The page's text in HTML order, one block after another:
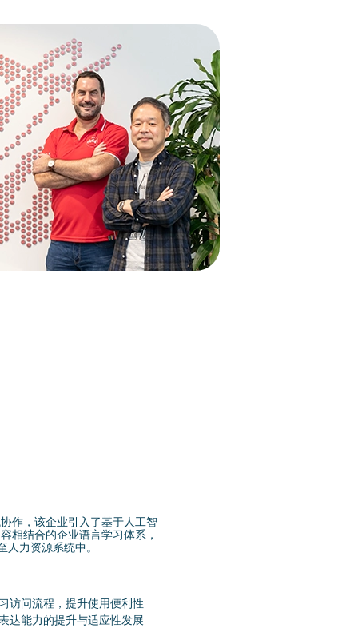
作，该企业引入了基于人工智
相结合的企业语言学习体系，
人力资源系统中。
访问流程，提升使用便利性
达能力的提升与适应性发展